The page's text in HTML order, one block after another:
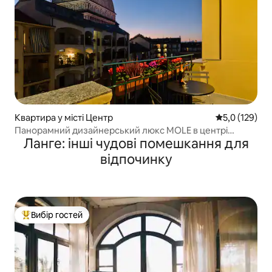
Квартира у місті Центр Середня
5,0 (129)
Панорамний дизайнерський люкс MOLE в центрі
Турину
Ланге: інші чудові помешкання для
відпочинку
Топ вибір гостей
Вибір гостей